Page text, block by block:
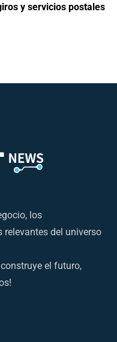
y servicios postales
los
del universo
el futuro,